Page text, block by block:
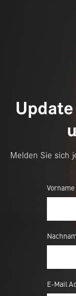
Melden Sie sich
Vorname
E-Mail